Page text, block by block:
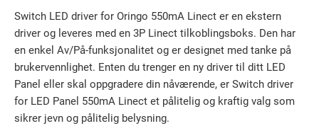
Switch LED driver for Oringo 550mA Linect er en ekstern
driver og leveres med en 3P Linect tilkoblingsboks. Den har
en enkel Av/På-funksjonalitet og er designet med tanke på
brukervennlighet. Enten du trenger en ny driver til ditt LED
Panel eller skal oppgradere din nåværende, er Switch driver
for LED Panel 550mA Linect et pålitelig og kraftig valg som
sikrer jevn og pålitelig belysning.